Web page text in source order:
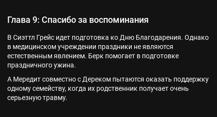
Глава 9: Спасибо за воспоминания
В Сиэттл Грейс идет подготовка ко Дню Благодарения. Однако
в медицинском учреждении праздники не являются
естественным явлением. Берк помогает в подготовке
праздничного ужина.
А Мередит совместно с Дереком пытаются оказать поддержку
одному семейству, когда их родственник получает очень
серьезную травму.